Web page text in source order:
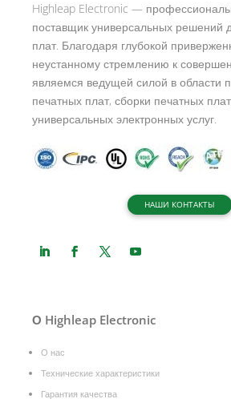
Highleap Electronic —
поставщик универсальных решений
плат. Благодаря глубокой
неустанному стремлению к
являемся ведущей силой в области
печатных плат, сборки печатных
универсальных электронных услуг.
НАШИ КОНТАКТЫ
О Highleap Electronic
О нас
Технические характеристики
Гарантия качества